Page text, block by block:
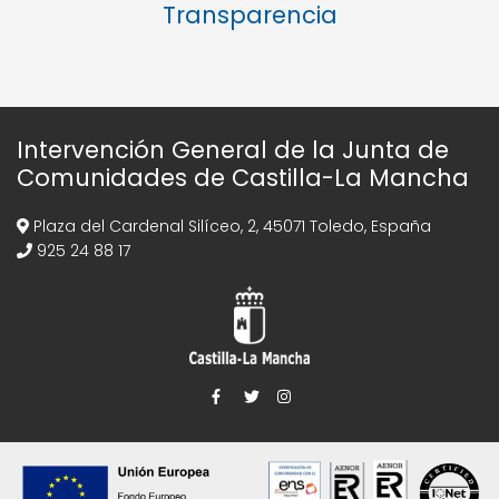
Transparencia
Intervención General de la Junta de
Comunidades de Castilla-La Mancha
Plaza del Cardenal Silíceo, 2, 45071 Toledo, España
925 24 88 17